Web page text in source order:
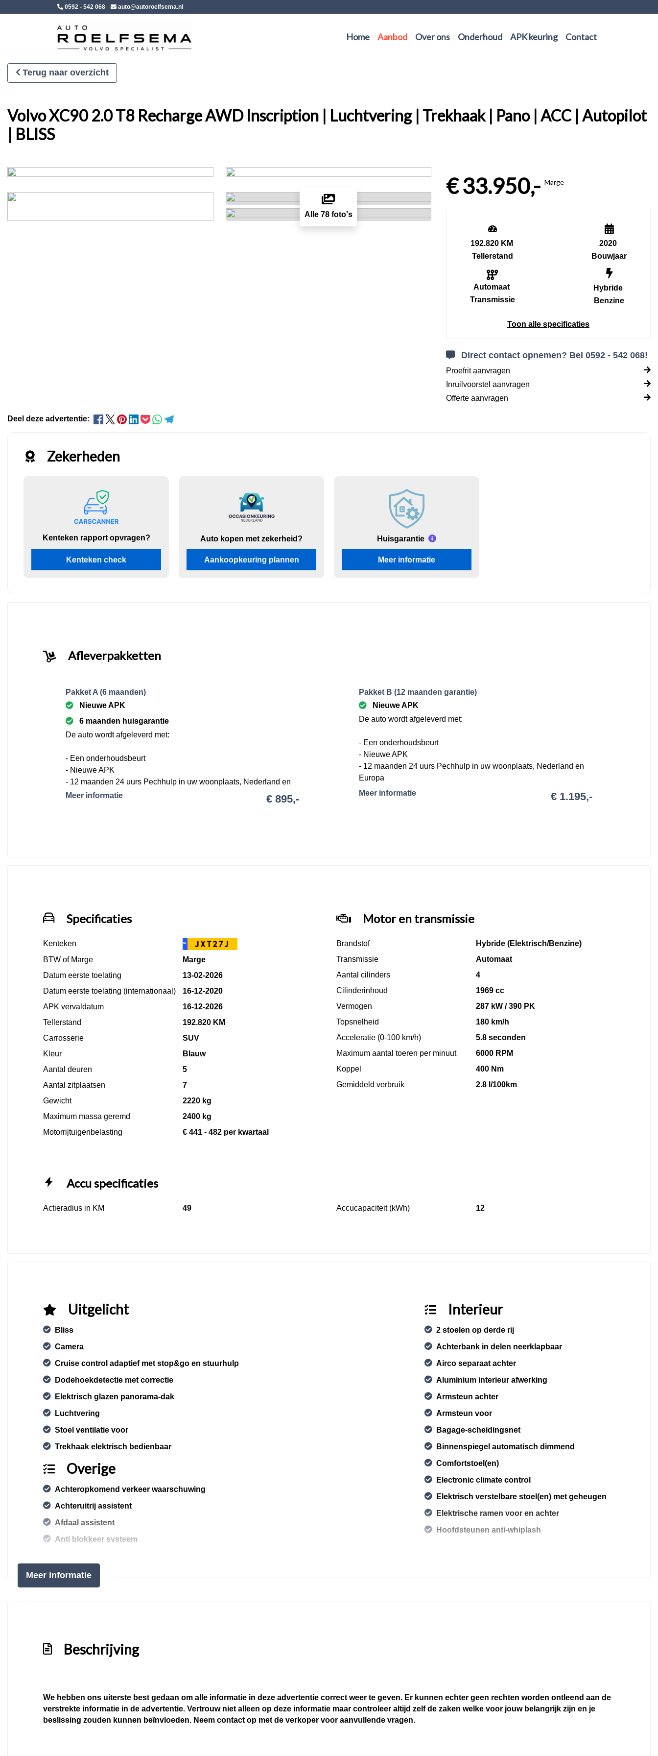
0592 - 542 068 auto@autoroelfsema.nl
Home Aanbod Over ons Onderhoud APK keuring Contact
Terug naar overzicht
Volvo XC90 2.0 T8 Recharge AWD Inscription | Luchtvering | Trekhaak | Pano | ACC | Autopilot
| BLISS
Alle 78 foto's
€ 33.950,- Marge
192.820 KM
Tellerstand
Automaat
Transmissie
2020
Bouwjaar
Hybride
Benzine
Toon alle specificaties
Direct contact opnemen? Bel 0592 - 542 068!
Proefrit aanvragen
Inruilvoorstel aanvragen
Offerte aanvragen
Deel deze advertentie:
Zekerheden
Kenteken rapport opvragen?
Kenteken check
Auto kopen met zekerheid?
Aankoopkeuring plannen
Huisgarantie
Meer informatie
Afleverpakketten
Pakket A (6 maanden)
Nieuwe APK
6 maanden huisgarantie
De auto wordt afgeleverd met:
- Een onderhoudsbeurt
- Nieuwe APK
- 12 maanden 24 uurs Pechhulp in uw woonplaats, Nederland en
Europa
Meer informatie € 895,-
Pakket B (12 maanden garantie)
Nieuwe APK
De auto wordt afgeleverd met:
- Een onderhoudsbeurt
- Nieuwe APK
- 12 maanden 24 uurs Pechhulp in uw woonplaats, Nederland en
Europa
- Brandstof (minimaal 25 liter)
- 12 maanden garantie conform de BOVAG voorwaarden.
Meer informatie € 1.195,-
Specificaties
Kenteken NL JXT27J
BTW of Marge
Marge
Datum eerste toelating
13-02-2026
Datum eerste toelating (internationaal)
16-12-2020
APK vervaldatum
16-12-2026
Tellerstand
192.820 KM
Carrosserie
SUV
Kleur
Blauw
Aantal deuren
5
Aantal zitplaatsen
7
Gewicht
2220 kg
Maximum massa geremd
2400 kg
Motorrijtuigenbelasting
€ 441 - 482 per kwartaal
Motor en transmissie
Brandstof
Hybride (Elektrisch/Benzine)
Transmissie
Automaat
Aantal cilinders
4
Cilinderinhoud
1969 cc
Vermogen
287 kW / 390 PK
Topsnelheid
180 km/h
Acceleratie (0-100 km/h)
5.8 seconden
Maximum aantal toeren per minuut
6000 RPM
Koppel
400 Nm
Gemiddeld verbruik
2.8 l/100km
Accu specificaties
Actieradius in KM 49 Accucapaciteit (kWh) 12
Uitgelicht
Bliss
Camera
Cruise control adaptief met stop&go en stuurhulp
Dodehoekdetectie met correctie
Elektrisch glazen panorama-dak
Luchtvering
Stoel ventilatie voor
Trekhaak elektrisch bedienbaar
Overige
Achteropkomend verkeer waarschuwing
Achteruitrij assistent
Afdaal assistent
Anti blokkeer systeem
Apple carplay/android auto
Autonomous emergency braking
Bots waarschuwing systeem
Cruise control adaptief met stop&go en stuurhulp
Dodehoekdetectie met correctie
Interieur
2 stoelen op derde rij
Achterbank in delen neerklapbaar
Airco separaat achter
Aluminium interieur afwerking
Armsteun achter
Armsteun voor
Bagage-scheidingsnet
Binnenspiegel automatisch dimmend
Comfortstoel(en)
Electronic climate control
Elektrisch verstelbare stoel(en) met geheugen
Elektrische ramen voor en achter
Hoofdsteunen anti-whiplash
Meer informatie
Beschrijving
We hebben ons uiterste best gedaan om alle informatie in deze advertentie correct weer te geven. Er kunnen echter geen rechten worden ontleend aan de
verstrekte informatie in de advertentie. Vertrouw niet alleen op deze informatie maar controleer altijd zelf de zaken welke voor jouw belangrijk zijn en je
beslissing zouden kunnen beïnvloeden. Neem contact op met de verkoper voor aanvullende vragen.